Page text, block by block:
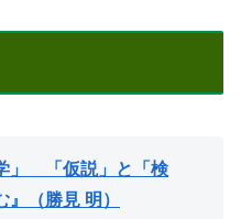
」 「仮説」と「検
（勝見 明）